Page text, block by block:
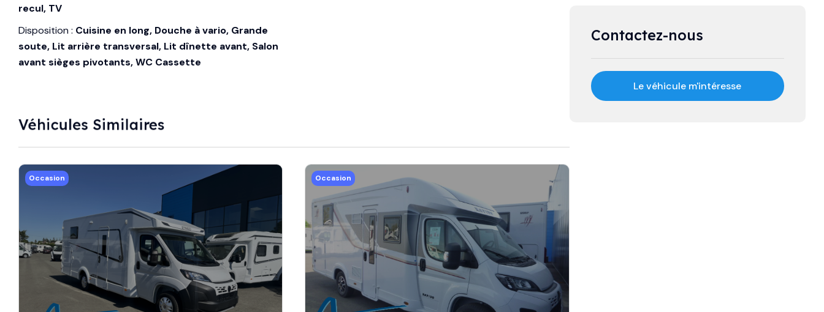
recul, TV
Disposition : Cuisine en long, Douche à vario, Grande
soute, Lit arrière transversal, Lit dînette avant, Salon
avant sièges pivotants, WC Cassette
Véhicules Similaires
Occasion Occasion
Contactez-nous
Le véhicule m'intéresse